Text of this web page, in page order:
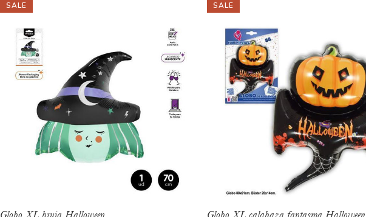
SALE
Globo XL bruja Halloween
SALE
Globo XL calabaza fantasma Halloween